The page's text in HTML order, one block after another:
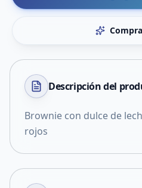
Descripción del
Brownie con dulce de
rojos